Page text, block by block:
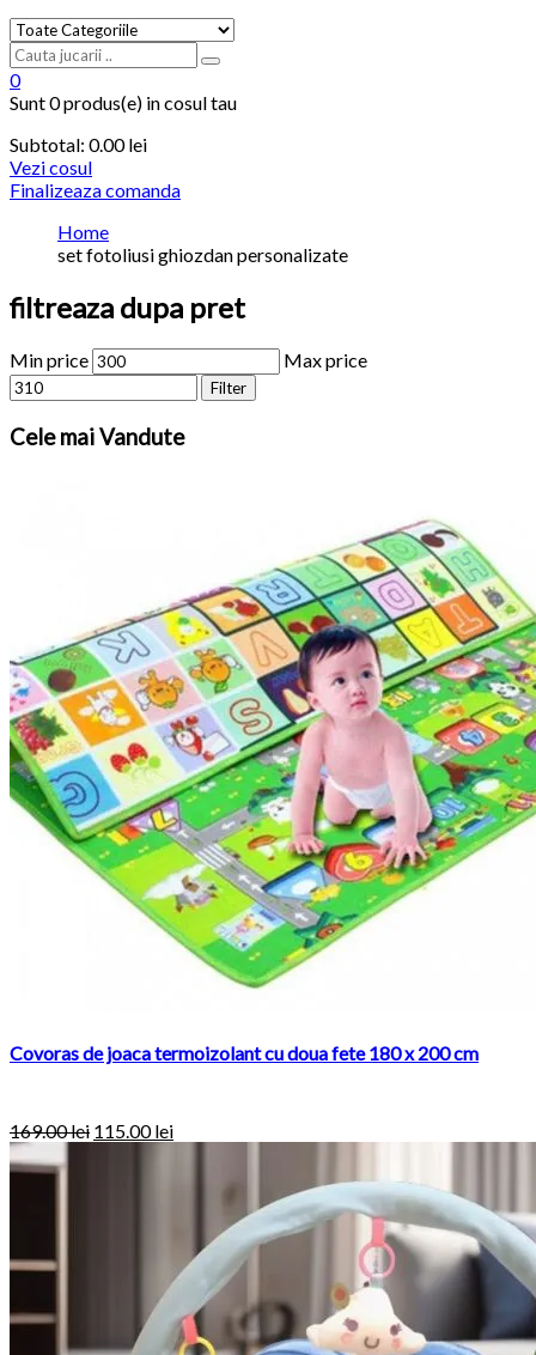
0
Sunt0 produs(e) in cosul tau
Subtotal: 0.00lei
Vezi cosul
Finalizeaza comanda
Home
set fotoliusi ghiozdan personalizate
filtreaza dupa pret
Min price Max price
Filter
Celemai Vandute
Covoras de joaca termoizolant cu doua fete 180 x 200 cm
169.00lei 115.00lei